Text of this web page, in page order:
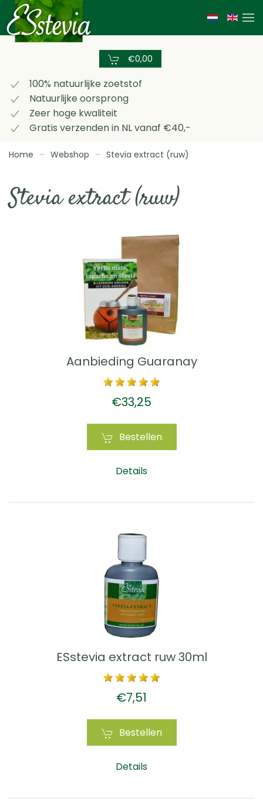
Skip
to
€0,00
100% natuurlijke zoetstof
Natuurlijke oorsprong
Zeer hoge kwaliteit
Gratis verzenden in NL vanaf €40,-
Home Webshop Stevia extract (ruw)
Stevia extract (ruw)
Aanbieding Guaranay
€33,25
Bestellen
Details
ESstevia extract ruw 30ml
€7,51
Bestellen
Details